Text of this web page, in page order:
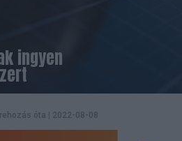
ingyen
óta 2022-08-08